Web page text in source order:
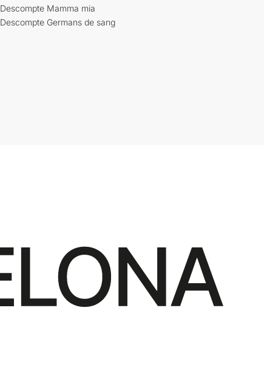
Descompte Mamma mia
Descompte Germans de sang